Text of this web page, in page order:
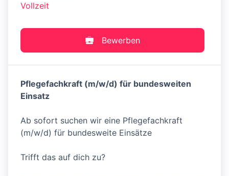
Vollzeit
Bewerben
Pflegefachkraft (m/w/d) für bundesweiten
Einsatz
Ab sofort suchen wir eine Pflegefachkraft
(m/w/d) für bundesweite Einsätze
Trifft das auf dich zu?